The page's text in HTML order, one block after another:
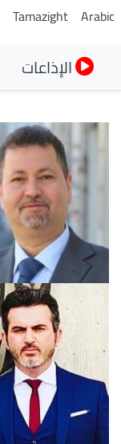
Arabic
Tamazight
الإذاعات